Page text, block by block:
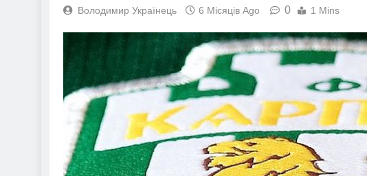
Володимир Українець 6 Місяців Ago 0 1 Mins